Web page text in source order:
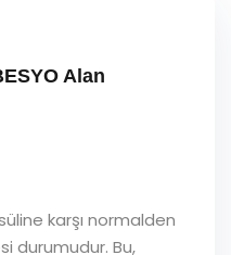
Alan
karşı normalden
durumudur. Bu,